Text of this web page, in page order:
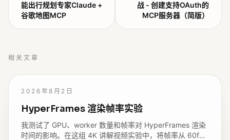
能出行规划专家Claude +
谷歌地图MCP
战 - 创建支持OAuth的
MCP服务器（简版）
相关文章
2026年8月2日
HyperFrames 渲染帧率实验
我测试了 GPU、worker 数量和帧率对 HyperFrames 渲染
时间的影响。在这组 4K 讲解视频实验中，将帧率从 60fps